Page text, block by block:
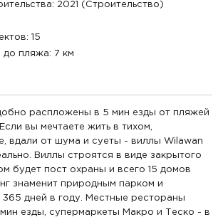
Бассейн,
360 м
Горы,
2021 (Строительство)
15
до пляжа: 7 км
распложены в 5 мин езды от пляжей
вы мечтаете жить в тихом,
вдали от шума и суеты - виллы Wilawan
Виллы строятся в виде закрытого
будет пост охраны и всего 15 домов
знаменит природным парком и
дней в году. Местные рестораны
езды, супермаркеты Макро и Теско - в